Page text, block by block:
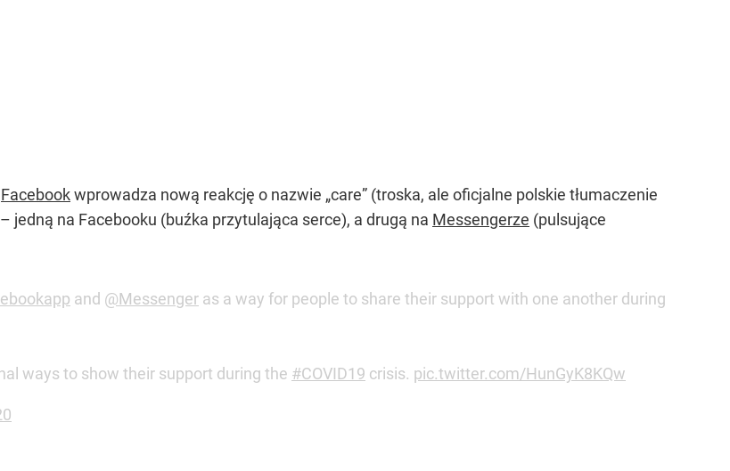
Facebookwprowadza nową reakcję o nazwie „care” (troska, ale oficjalne polskie tłumaczenie
jedną na Facebooku (buźka przytulająca serce), a drugą na Messengerze (pulsujące